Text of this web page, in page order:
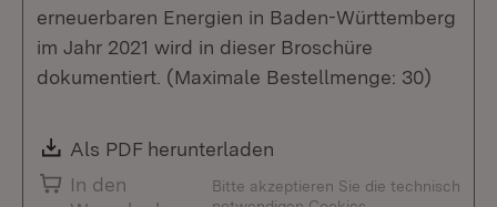
erneuerbaren Energien in Baden-Württemberg
im Jahr 2021 wird in dieser Broschüre
dokumentiert. (Maximale Bestellmenge: 30)
Download:
Als PDF herunterladen
In den
Bitte akzeptieren Sie die technisch